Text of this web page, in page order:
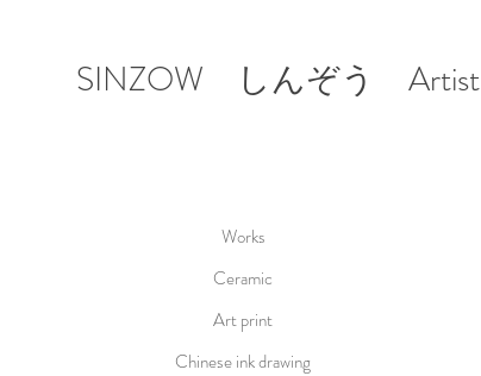
Works
Ceramic
Art print
Chinese ink drawing
SINZOW しんぞう Artist